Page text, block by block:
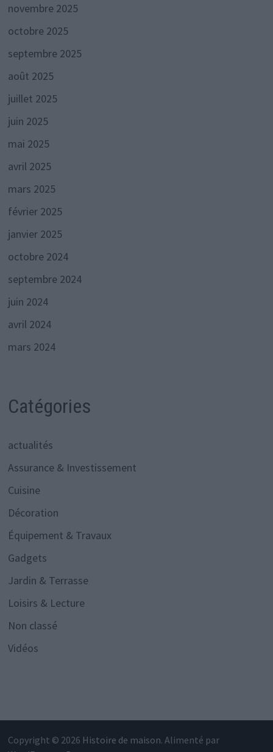
novembre 2025
octobre 2025
septembre 2025
août 2025
juillet 2025
juin 2025
mai 2025
avril 2025
mars 2025
février 2025
janvier 2025
octobre 2024
septembre 2024
juin 2024
avril 2024
mars 2024
Catégories
actualités
Assurance & Investissement
Cuisine
Décoration
Équipement & Travaux
Gadgets
Jardin & Terrasse
Loisirs & Lecture
Non classé
Vidéos
Copyright © 2026 Histoire de maison. Alimenté par